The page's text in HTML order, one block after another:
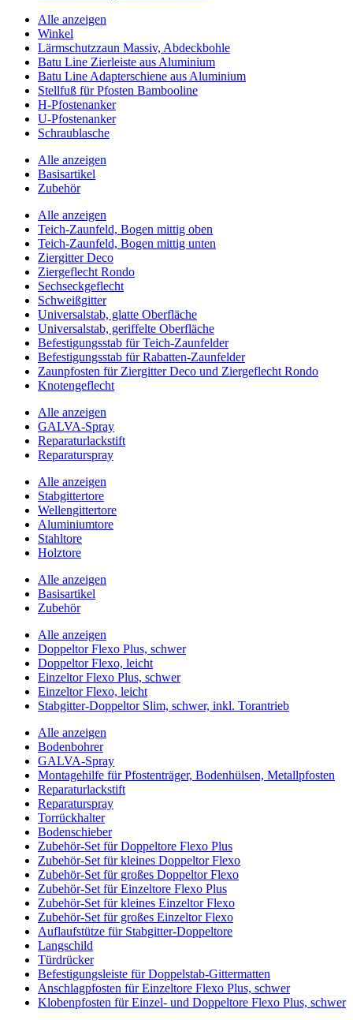
Alle anzeigen
Winkel
Lärmschutzzaun Massiv, Abdeckbohle
Batu Line Zierleiste aus Aluminium
Batu Line Adapterschiene aus Aluminium
Stellfuß für Pfosten Bambooline
H-Pfostenanker
U-Pfostenanker
Schraublasche
Alle anzeigen
Basisartikel
Zubehör
Alle anzeigen
Teich-Zaunfeld, Bogen mittig oben
Teich-Zaunfeld, Bogen mittig unten
Ziergitter Deco
Ziergeflecht Rondo
Sechseckgeflecht
Schweißgitter
Universalstab, glatte Oberfläche
Universalstab, geriffelte Oberfläche
Befestigungsstab für Teich-Zaunfelder
Befestigungsstab für Rabatten-Zaunfelder
Zaunpfosten für Ziergitter Deco und Ziergeflecht Rondo
Knotengeflecht
Alle anzeigen
GALVA-Spray
Reparaturlackstift
Reparaturspray
Alle anzeigen
Stabgittertore
Wellengittertore
Aluminiumtore
Stahltore
Holztore
Alle anzeigen
Basisartikel
Zubehör
Alle anzeigen
Doppeltor Flexo Plus, schwer
Doppeltor Flexo, leicht
Einzeltor Flexo Plus, schwer
Einzeltor Flexo, leicht
Stabgitter-Doppeltor Slim, schwer, inkl. Torantrieb
Alle anzeigen
Bodenbohrer
GALVA-Spray
Montagehilfe für Pfostenträger, Bodenhülsen, Metallpfosten
Reparaturlackstift
Reparaturspray
Torrückhalter
Bodenschieber
Zubehör-Set für Doppeltore Flexo Plus
Zubehör-Set für kleines Doppeltor Flexo
Zubehör-Set für großes Doppeltor Flexo
Zubehör-Set für Einzeltore Flexo Plus
Zubehör-Set für kleines Einzeltor Flexo
Zubehör-Set für großes Einzeltor Flexo
Auflaufstütze für Stabgitter-Doppeltore
Langschild
Türdrücker
Befestigungsleiste für Doppelstab-Gittermatten
Anschlagpfosten für Einzeltore Flexo Plus, schwer
Klobenpfosten für Einzel- und Doppeltore Flexo Plus, schwer